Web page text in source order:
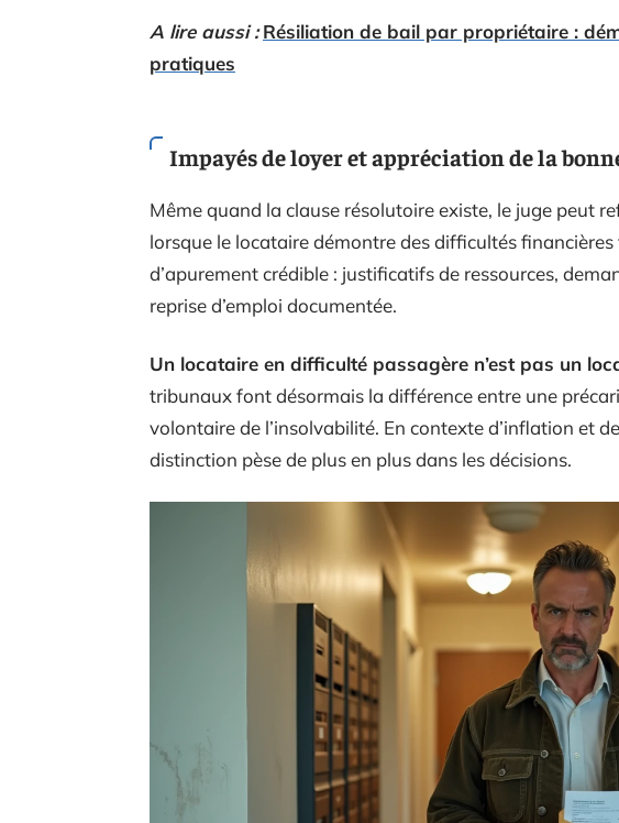
A lire aussi : Résiliation de bail par propriétaire :
pratiques
Impayés de loyer et appréciation de la
Même quand la clause résolutoire existe, le juge peut
lorsque le locataire démontre des difficultés
d’apurement crédible : justificatifs de ressources,
reprise d’emploi documentée.
Un locataire en difficulté passagère n’est pas un
tribunaux font désormais la différence entre une
volontaire de l’insolvabilité. En contexte d’inflation et
distinction pèse de plus en plus dans les décisions.